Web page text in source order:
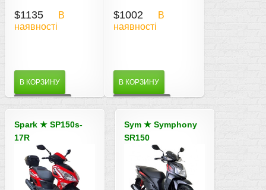
двомісний
$1135
В
наявності
В КОРЗИНУ
кінських сил
$1002
В
наявності
В КОРЗИНУ
Spark★ SP150s-
17R
Sym★ Symphony
SR150